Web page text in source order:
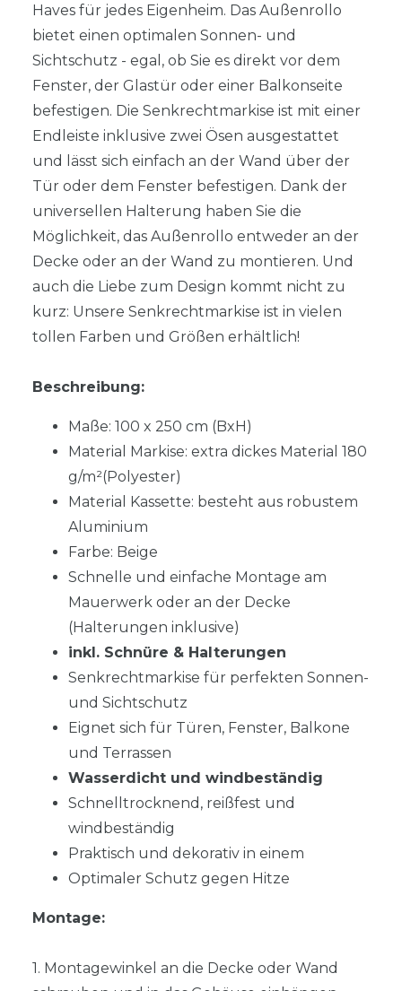
Haves für jedes Eigenheim. Das Außenrollo
bietet einen optimalen Sonnen- und
Sichtschutz - egal, ob Sie es direkt vor dem
Fenster, der Glastür oder einer Balkonseite
befestigen. Die Senkrechtmarkise ist mit einer
Endleiste inklusive zwei Ösen ausgestattet
und lässt sich einfach an der Wand über der
Tür oder dem Fenster befestigen. Dank der
universellen Halterung haben Sie die
Möglichkeit, das Außenrollo entweder an der
Decke oder an der Wand zu montieren. Und
auch die Liebe zum Design kommt nicht zu
kurz: Unsere Senkrechtmarkise ist in vielen
tollen Farben und Größen erhältlich!
Beschreibung:
Maße: 100 x 250 cm (BxH)
Material Markise: extra dickes Material 180
g/m²(Polyester)
Material Kassette: besteht aus robustem
Aluminium
Farbe: Beige
Schnelle und einfache Montage am
Mauerwerk oder an der Decke
(Halterungen inklusive)
inkl. Schnüre & Halterungen
Senkrechtmarkise für perfekten Sonnen-
und Sichtschutz
Eignet sich für Türen, Fenster, Balkone
und Terrassen
Wasserdicht und windbeständig
Schnelltrocknend, reißfest und
windbeständig
Praktisch und dekorativ in einem
Optimaler Schutz gegen Hitze
Montage:
1. Montagewinkel an die Decke oder Wand